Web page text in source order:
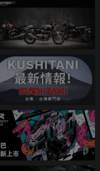
，也可作為未來國內